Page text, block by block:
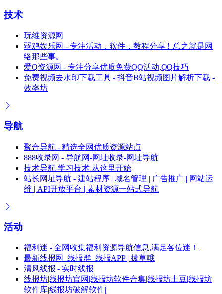
技术
玩维资源网
弱鸡娱乐网 - 专注活动，软件，教程分享！总之就是网
络那些事。
爱Q资源网 - 专注分享优质免费QQ活动,QQ技巧
免费视频去水印下载工具 - 抖音B站视频图片解析下载 -
效率坊
导航
聚合导航 - 精选全网优质资源站点
888收录网 - 导航网-网址收录-网址导航
技术导航-学习技术 从这里开始
站长网址导航 - 建站程序 | 域名管理 | 广告推广 | 网站运
维 | API开放平台 | 素材资源一站式导航
活动
福利迷 - 全网收集福利资源导航信息,满足各位迷！
最新线报网_线报群_线报APP | 拔草哦
清风线报 - 实时线报
线报坊|线报坊官网|线报坊软件合集|线报坊土豆|线报坊
软件库|线报坊破解软件|